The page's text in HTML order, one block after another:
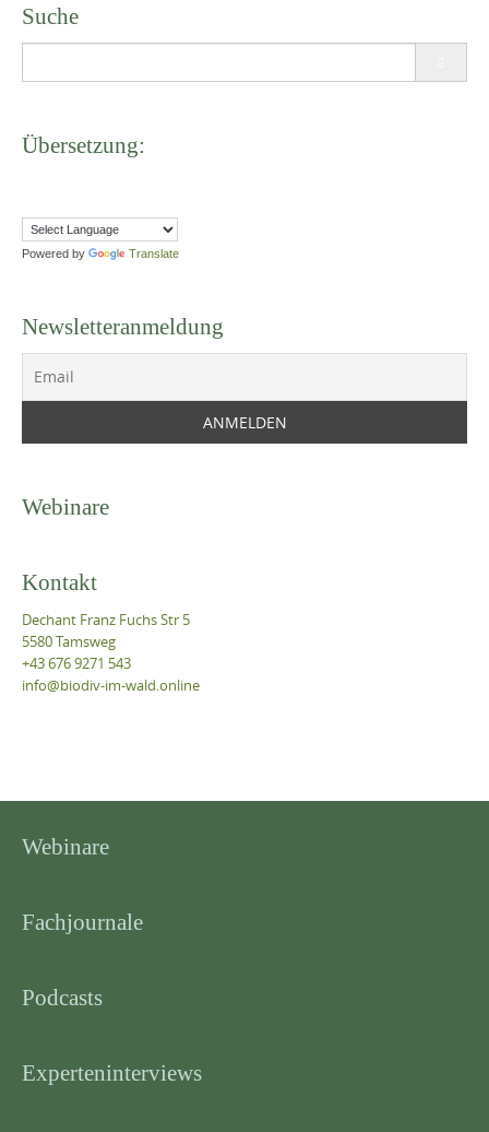
Suche
Übersetzung:
Powered by Translate
Newsletteranmeldung
Webinare
Kontakt
Dechant Franz Fuchs Str 5
5580 Tamsweg
+43 676 9271 543
info@biodiv-im-wald.online
Webinare
Fachjournale
Podcasts
Experteninterviews